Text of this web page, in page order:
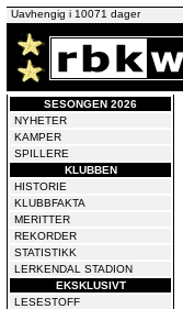
Uavhengig i 10071 dager
SESONGEN 2026
NYHETER
KAMPER
SPILLERE
KLUBBEN
HISTORIE
KLUBBFAKTA
MERITTER
REKORDER
STATISTIKK
LERKENDAL STADION
EKSKLUSIVT
LESESTOFF